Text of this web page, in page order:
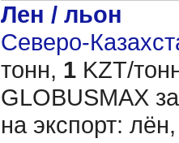
Лен / льон
Северо-
тонн, 1 KZT/
GLOBUSMAX
на экспорт: